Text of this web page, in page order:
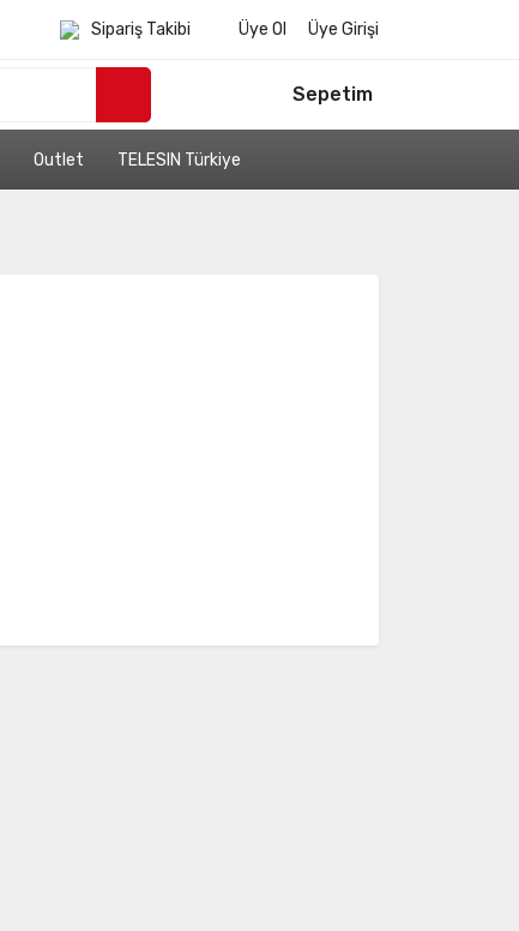
Sipariş Takibi Üye Ol Üye Girişi
Sepetim
Outlet TELESIN Türkiye